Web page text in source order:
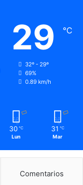
29 ℃
32º - 29º
69%
0.89 km/h
30 ℃
Lun
31 ℃
Mar
Comentarios